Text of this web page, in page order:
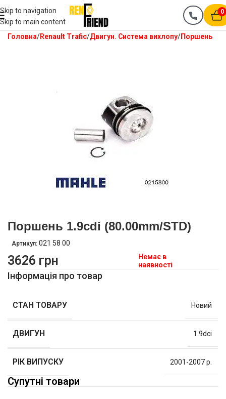
Skip to navigation
Skip to main content
0
Головна Renault Trafic Двигун. Система вихлопу Поршень
Поршень 1.9cdi (80.00mm/STD)
Артикул: 021 58 00
3626 грн
Немає в
наявності
Інформація про товар
СТАН ТОВАРУ Новий
ДВИГУН 1.9dci
РІК ВИПУСКУ 2001-2007 р.
Супутні товари